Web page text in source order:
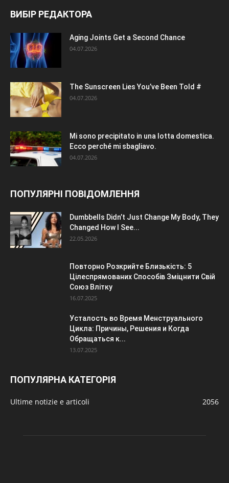
ВИБІР РЕДАКТОРА
Aging Joints Get a Second Chance
04.07.2026
The Sunscreen Lies You’ve Been Told #
04.07.2026
Mi sono precipitato in una lotta domestica.
Ecco perché mi sbagliavo.
04.07.2026
ПОПУЛЯРНІ ПОВІДОМЛЕННЯ
Dumbbells Didn’t Just Change My Body, They
Changed How I See...
22.05.2026
Повторно Розкрийте Близькість: 5
Цілеспрямованих Способів Зміцнити Свій
Союз Влітку
16.07.2025
Усталость во Время Менструального
Цикла: Причины, Решения и Когда
Обращаться к...
13.07.2025
ПОПУЛЯРНА КАТЕГОРІЯ
Ultime notizie e articoli 2056